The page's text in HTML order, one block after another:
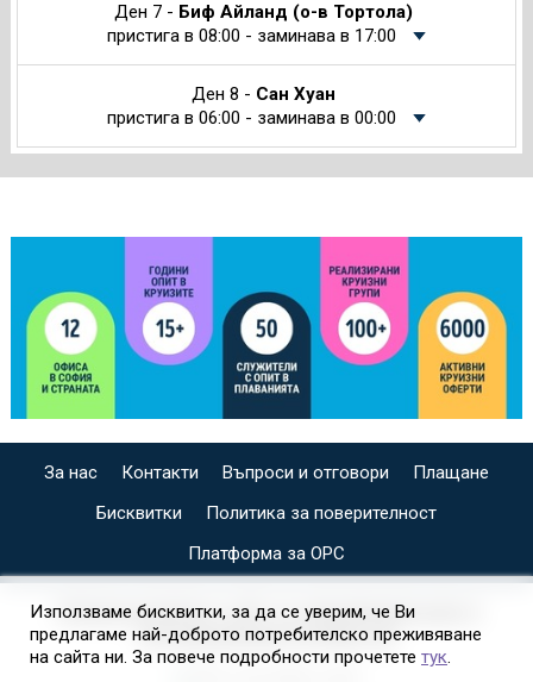
Ден 7 - Биф Айланд (о-в Тортола)
пристига в 08:00 - заминава в 17:00
Ден 8 - Сан Хуан
пристига в 06:00 - заминава в 00:00
За нас Контакти Въпроси и отговори
Плащане
Бисквитки
Политика за поверителност
Платформа за ОРС
СПЕЦИАЛИЗИРАН САЙТ ЗА ИНДИВИДУАЛНИ И
ОРГАНИЗИРАНИ КРУИЗИ НА
Използваме бисквитки, за да се уверим, че Ви
предлагаме най-доброто потребителско преживяване
на сайта ни. За повече подробности прочетете тук.